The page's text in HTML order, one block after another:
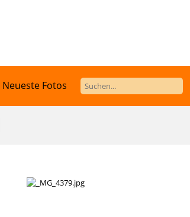
Neueste Fotos